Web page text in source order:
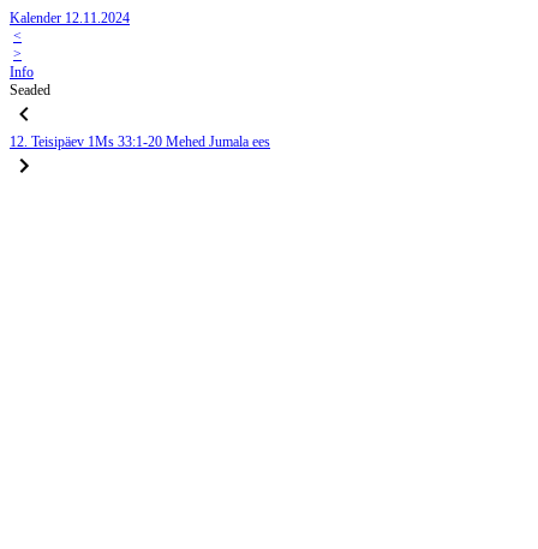
Kalender 12.11.2024
<
>
Info
Seaded
12. Teisipäev 1Ms 33:1-20 Mehed Jumala ees